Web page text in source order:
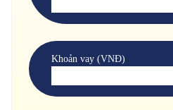
Khoản vay (VNĐ)